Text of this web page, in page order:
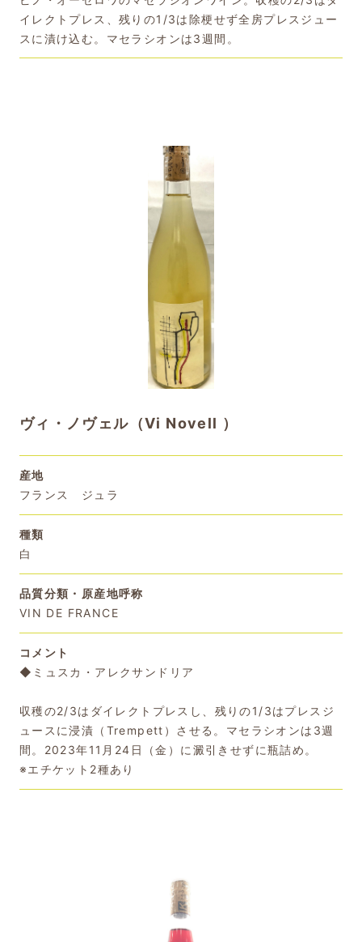
イレクトプレス、残りの1/3は除梗せず全房プレスジュー
スに漬け込む。マセラシオンは3週間。
ヴィ・ノヴェル（Vi Novell ）
産地
フランス ジュラ
種類
白
品質分類・原産地呼称
VIN DE FRANCE
コメント
◆ミュスカ・アレクサンドリア
収穫の2/3はダイレクトプレスし、残りの1/3はプレスジ
ュースに浸漬（Trempett）させる。マセラシオンは3週
間。2023年11月24日（金）に澱引きせずに瓶詰め。
※エチケット2種あり